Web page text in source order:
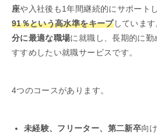
座や 入社後も1年間継続的にサポート
91％という高水準をキープしています
分に最適な職場に就職し、長期的に
すすめしたい就職サービスです。
4つのコースがあります。
未経験、フリーター、第二新卒向